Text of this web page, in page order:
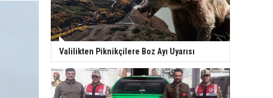
Valilikten Piknikçilere Boz Ayı Uyarısı